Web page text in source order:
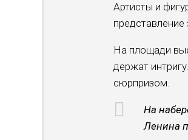
Артисты и
На площади
держат
сюрпризом.
На
Ленина